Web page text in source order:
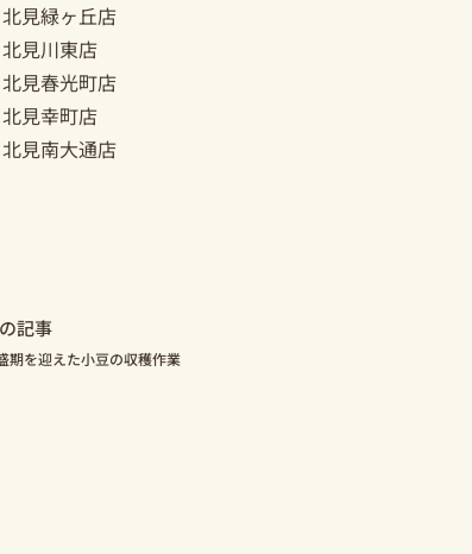
北見緑ヶ丘店
北見川東店
北見春光町店
北見幸町店
北見南大通店
記事
期を迎えた小豆の収穫作業